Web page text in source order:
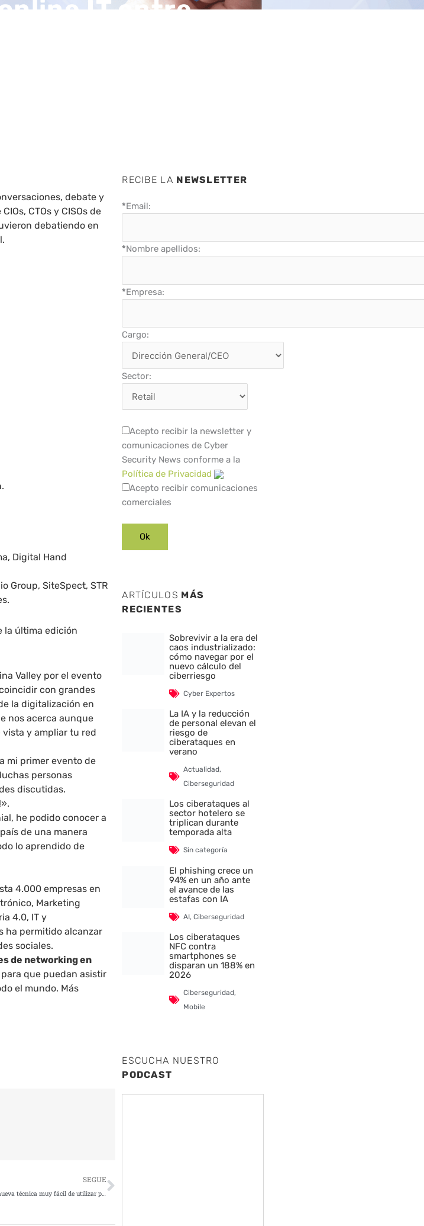
IT entre
debate y
CTOs y CISOs de
debatiendo en
Digital Hand
Group, SiteSpect, STR
la última edición
Valley por el evento
con grandes
la digitalización en
nos acerca aunque
y ampliar tu red
mi primer evento de
personas
discutidas.
he podido conocer a
de una manera
lo aprendido de
4.000 empresas en
Marketing
4.0, IT y
ha permitido alcanzar
sociales.
de networking en
que puedan asistir
el mundo. Más
SEGUE
Detectada una nueva técnica muy fácil de utilizar para la distribución de malware a través de archivos RTF
Siguiente
RECIBE LA NEWSLETTER
*Email:
*Nombre apellidos:
*Empresa:
Cargo:
Sector:
Acepto recibir la newsletter y
comunicaciones de Cyber
Security News conforme a la
Política de Privacidad
Acepto recibir comunicaciones
comerciales
ARTÍCULOS MÁS
RECIENTES
Sobrevivir a la era del
caos industrializado:
cómo navegar por el
nuevo cálculo del
ciberriesgo
Cyber Expertos
La IA y la reducción
de personal elevan el
riesgo de
ciberataques en
verano
Actualidad,
Ciberseguridad
Los ciberataques al
sector hotelero se
triplican durante
temporada alta
Sin categoría
El phishing crece un
94% en un año ante
el avance de las
estafas con IA
AI,Ciberseguridad
Los ciberataques
NFC contra
smartphones se
disparan un 188% en
2026
Ciberseguridad,
Mobile
ESCUCHA NUESTRO
PODCAST